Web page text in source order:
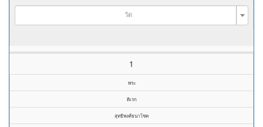
วัด
1
พระ
ดิเรก
สุทธิพงศ์ธนาโชค